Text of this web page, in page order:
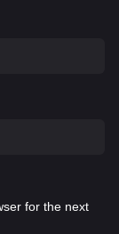
for the next